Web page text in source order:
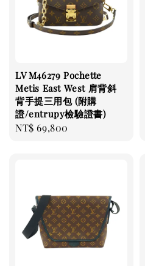
LV M46279 Pochette
Metis East West 肩背斜
背手提三用包 (附購
證/entrupy檢驗證書)
Regular
NT$ 69,800